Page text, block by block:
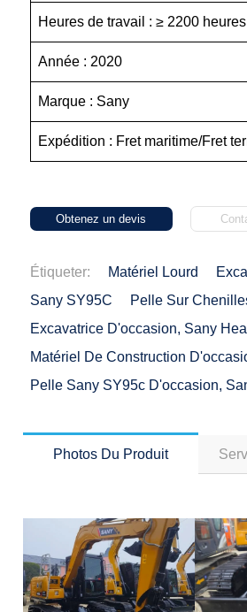
Heures de travail : ≥ 2200 heures
Année : 2020
Marque : Sany
Expédition : Fret maritime/Fret
Obtenez un devis
Étiqueter: Matériel Lourd
Sany SY95C
Pelle Sur
Excavatrice D'occasion, Sany
Matériel De Construction
Pelle Sany SY95c D'occasion,
Photos Du Produit